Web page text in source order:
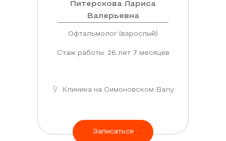
Питерскова Лариса
Валерьевна
Офтальмолог (взрослый)
Стаж работы: 26 лет 7 месяцев
Клиника на Симоновском Валу
Записаться